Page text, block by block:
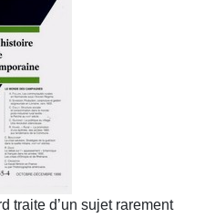
traite d’un sujet rarement